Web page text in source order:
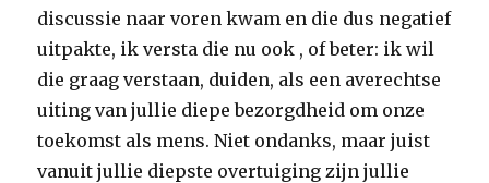
discussie naar voren kwam en die dus negatief
uitpakte, ik versta die nu ook , of beter: ik wil
die graag verstaan, duiden, als een averechtse
uiting van jullie diepe bezorgdheid om onze
toekomst als mens. Niet ondanks, maar juist
vanuit jullie diepste overtuiging zijn jullie